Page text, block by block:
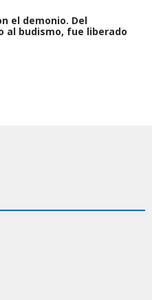
el demonio. Del
al budismo, fue liberado